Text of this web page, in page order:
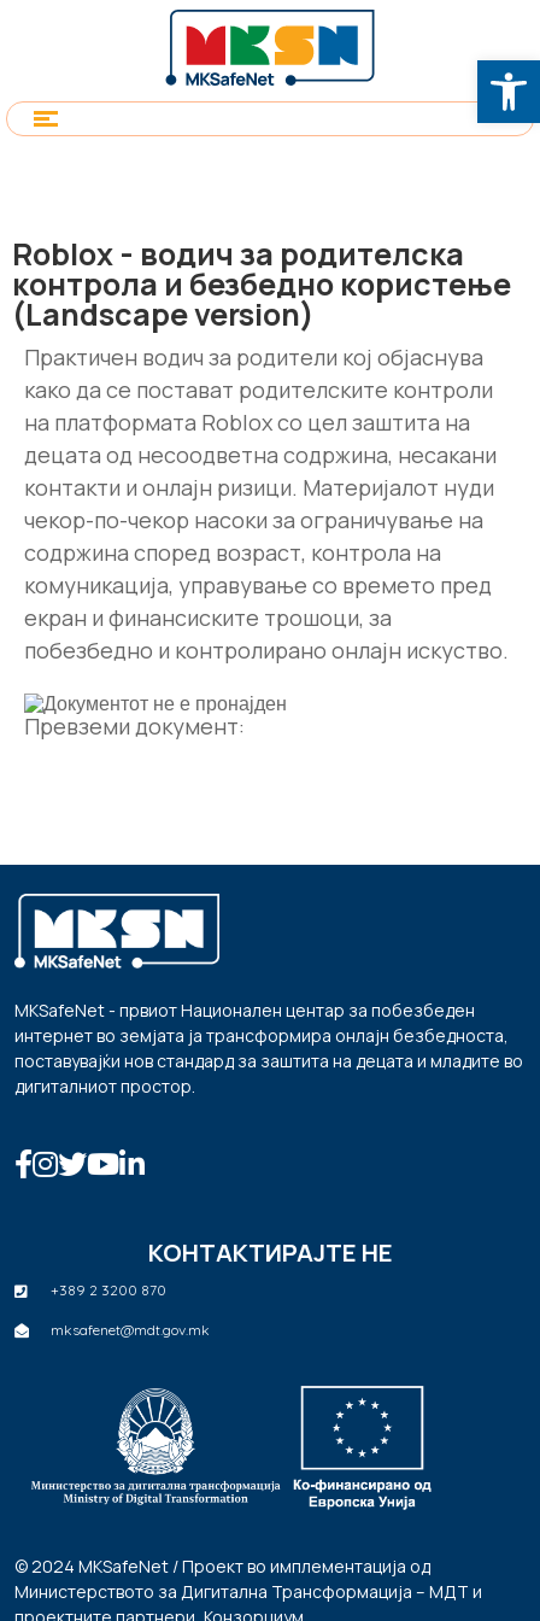
Roblox - водич за родителска
контрола и безбедно користење
(Landscape version)
Практичен водич за родители кој објаснува
како да се постават родителските контроли
на платформата Roblox со цел заштита на
децата од несоодветна содржина, несакани
контакти и онлајн ризици. Материјалот нуди
чекор-по-чекор насоки за ограничување на
содржина според возраст, контрола на
комуникација, управување со времето пред
екран и финансиските трошоци, за
побезбедно и контролирано онлајн искуство.
Превземи документ:
MKSafeNet - првиот Национален центар за побезбеден
интернет во земјата ја трансформира онлајн безбедноста,
поставувајќи нов стандард за заштита на децата и младите во
дигиталниот простор.
КОНТАКТИРАЈТЕ НЕ
+389 2 3200 870
mksafenet@mdt.gov.mk
© 2024 MKSafeNet / Проект во имплементација од
Министерството за Дигитална Трансформација – МДТ и
проектните партнери, Конзорциум